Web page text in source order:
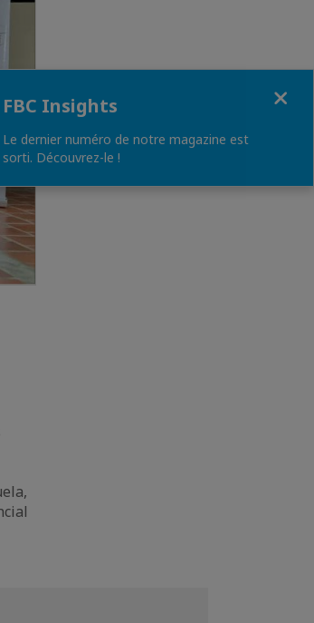
FBC Insights
Le dernier numéro de notre magazine est
sorti. Découvrez-le !